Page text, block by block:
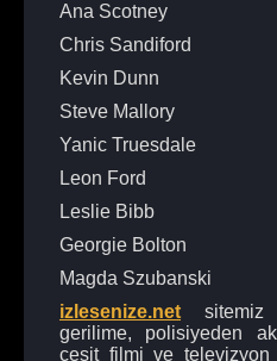
Ana Scotney
Chris Sandiford
Kevin Dunn
Steve Mallory
Yanic Truesdale
Leon Ford
Leslie Bibb
Georgie Bolton
Magda Szubanski
izlesenize.net sitemiz
gerilime, polisiyeden
çeşit filmi ve